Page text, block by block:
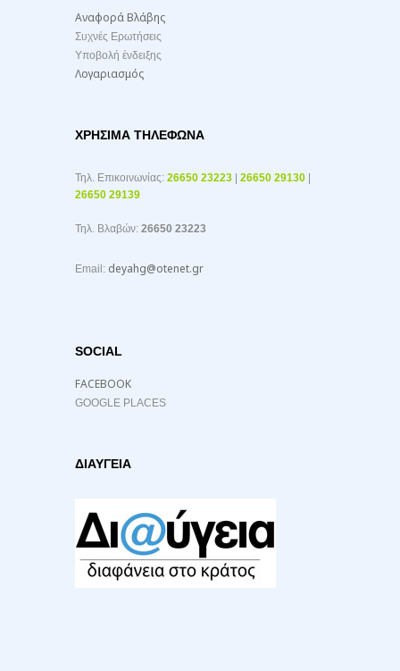
Αναφορά Βλάβης
Συχνές Ερωτήσεις
Υποβολή ένδειξης
Λογαριασμός
ΧΡΉΣΙΜΑ ΤΗΛΈΦΩΝΑ
Τηλ. Επικοινωνίας: 26650 23223 26650 29130
26650 29139
Τηλ. Βλαβών: 26650 23223
Email: deyahg@otenet.gr
SOCIAL
FACEBOOK
GOOGLE PLACES
ΔΙΑΥΓΕΙΑ